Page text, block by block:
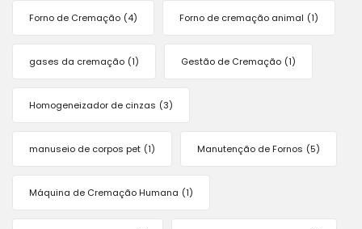
Forno de Cremação (4) Forno de cremação animal (1)
gases da cremação (1) Gestão de Cremação (1)
Homogeneizador de cinzas (3)
manuseio de corpos pet (1) Manutenção de Fornos (5)
Máquina de Cremação Humana (1)